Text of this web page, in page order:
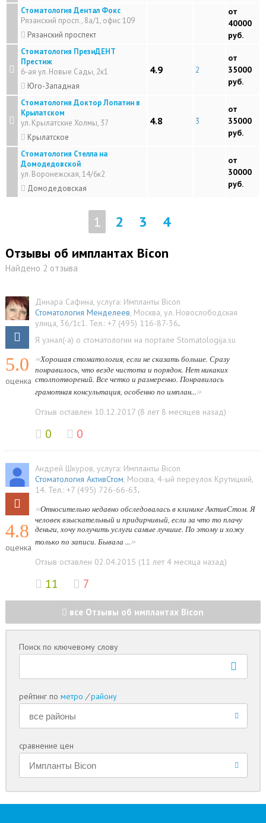
Стоматология Дентал Фокс
Рязанский просп., 8а/1, офис 109
Рязанский проспект
от
40000
руб.
Стоматология ПрезиДЕНТ
Престиж
6-ая ул. Новые Сады, 2к1
Юго-Западная
4.9 2
от
35000
руб.
Стоматология Доктор Лопатин в
Крылатском
ул. Крылатские Холмы, 37
Крылатское
4.8 3
от
35000
руб.
Стоматология Стелла на
Домодедовской
ул. Воронежская, 14/6к2
Домодедовская
от
30000
руб.
1 2 3 4
Отзывы об имплантах Bicon
Найдено 2 отзыва
5.0
оценка
Динара Сафина, услуга: Импланты Bicon
Стоматология Менделеев, Москва, ул. Новослободская
улица, 36/1с1. Тел.: +7 (495) 116-87-36.
Я узнал(-а) о стоматологии на портале Stomatologija.su
«Хорошая стоматология, если не сказать больше. Сразу
понравилось, что везде чистота и порядок. Нет никаких
столпотворений. Все четко и размеренно. Понравилась
грамотная консультация, особенно по имплан...»
Отзыв оставлен 10.12.2017 (8 лет 8 месяцев назад)
0 0
4.8
оценка
Андрей Шкуров, услуга: Импланты Bicon
Стоматология АктивСтом, Москва, 4-ый переулок Крутицкий,
14. Тел.: +7 (495) 726-66-63.
«Относительно недавно обследовалась в клинике АктивСтом. Я
человек взыскательный и придирчивый, если за что то плачу
деньги, хочу получить услуги самые лучшие. По этому и хожу
только по записи. Бывала ...»
Отзыв оставлен 02.04.2015 (11 лет 4 месяца назад)
11 7
все Отзывы об имплантах Bicon
Поиск по ключевому слову
рейтинг пометро / району
сравнение цен